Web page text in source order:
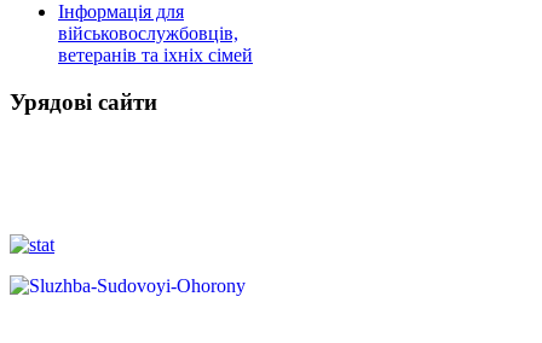
Інформація для
військовослужбовців,
ветеранів та іхніх сімей
Урядові сайти